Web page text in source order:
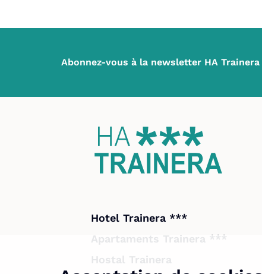
Abonnez-vous à la newsletter HA Trainera
Hotel Trainera ***
Apartaments Trainera ***
Hostal Trainera